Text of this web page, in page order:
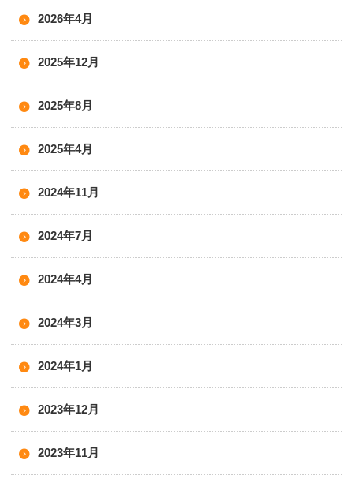
2026年4月
2025年12月
2025年8月
2025年4月
2024年11月
2024年7月
2024年4月
2024年3月
2024年1月
2023年12月
2023年11月